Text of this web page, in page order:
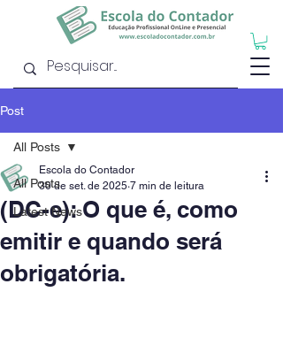
Post
All Posts
Latest News
All Posts
(DC-e): O que é, como
emitir e quando será
obrigatória.
Escola do Contador
30 de set. de 2025 7 min de leitura